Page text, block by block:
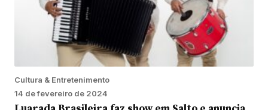
Cultura & Entretenimento
14 de fevereiro de 2024